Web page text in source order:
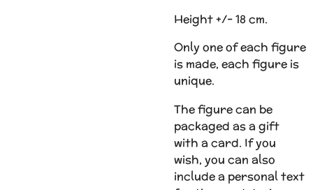
Height +/- 18 cm.
Only one of each figure
is made, each figure is
unique.
The figure can be
packaged as a gift
with a card. If you
wish, you can also
include a personal text